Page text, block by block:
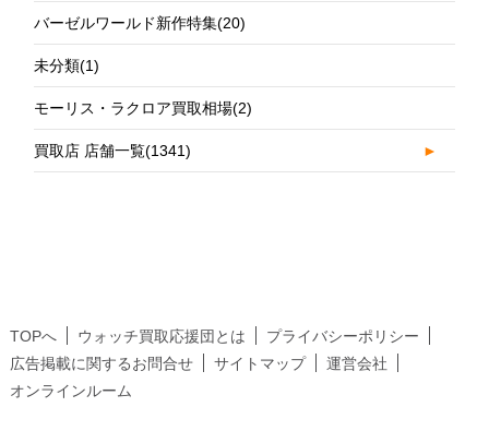
バーゼルワールド新作特集(20)
未分類(1)
モーリス・ラクロア買取相場(2)
買取店 店舗一覧(1341) ►
TOPへ ウォッチ買取応援団とは
プライバシーポリシー
広告掲載に関するお問合せ
サイトマップ
運営会社
オンラインルーム